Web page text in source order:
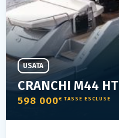
CRANCHI M44 HT
598 000€ TASSE ESCLUSE
USATA